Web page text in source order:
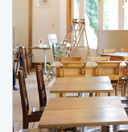
4.個人情
次の場合を
に開示又は